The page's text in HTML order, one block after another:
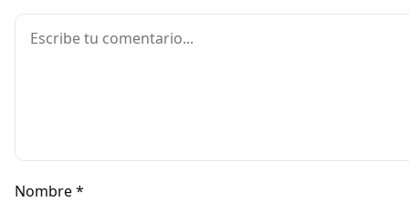
Comentario
Nombre*